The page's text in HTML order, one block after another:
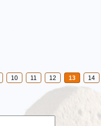
10 11 12 13 14